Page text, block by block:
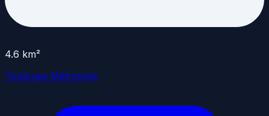
4.6 km²
Toulouse Métropole